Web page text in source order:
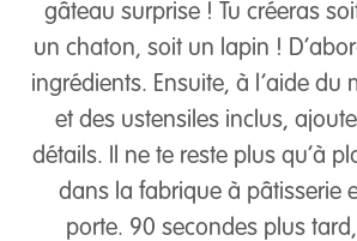
gâteau surprise ! Tu créeras
un chaton, soit un lapin !
ingrédients. Ensuite, à l’aide du
et des ustensiles inclus,
détails. Il ne te reste plus qu’à
dans la fabrique à pâtisserie
porte. 90 secondes plus